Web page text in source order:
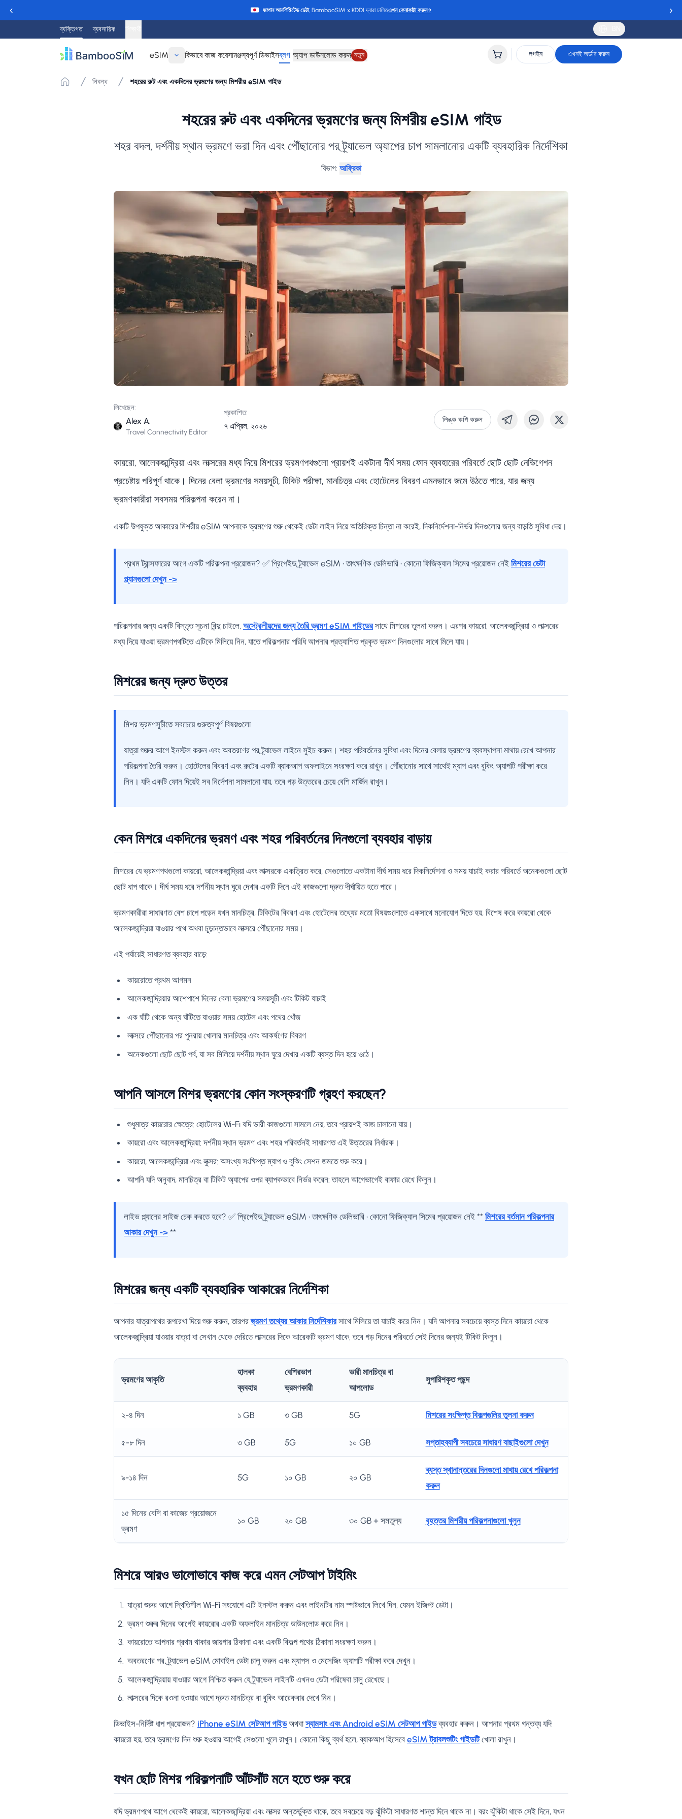
‹ জাপান আনলিমিটেড ডেটা, BambooSIM x KDDI দ্বারা চালিতএখন কেনাকাটা করুন→ ›
ব্যক্তিগত ব্যবসায়িক
eSIM কিভাবে কাজ করেসামঞ্জস্যপূর্ণ ডিভাইসব্লগ অ্যাপ ডাউনলোড করুন নতুন লগইন এখনই অর্ডার করুন
নিবন্ধ শহরের রুট এবং একদিনের ভ্রমণের জন্য মিশরীয় eSIM গাইড
শহরের রুট এবং একদিনের ভ্রমণের জন্য মিশরীয় eSIM গাইড
শহর বদল, দর্শনীয় স্থান ভ্রমণে ভরা দিন এবং পৌঁছানোর পর ট্র্যাভেল অ্যাপের চাপ সামলানোর একটি ব্যবহারিক নির্দেশিকা
বিভাগ: আফ্রিকা
লিখেছেন:
Alex A.
Travel Connectivity Editor
প্রকাশিত:
৭ এপ্রিল, ২০২৬
লিঙ্ক কপি করুন
কায়রো, আলেকজান্দ্রিয়া এবং লাক্সরের মধ্য দিয়ে মিশরের ভ্রমণপথগুলো প্রায়শই একটানা দীর্ঘ সময় ফোন ব্যবহারের পরিবর্তে ছোট ছোট নেভিগেশন
প্রচেষ্টায় পরিপূর্ণ থাকে। দিনের বেলা ভ্রমণের সময়সূচী, টিকিট পরীক্ষা, মানচিত্র এবং হোটেলের বিবরণ এমনভাবে জমে উঠতে পারে, যার জন্য
ভ্রমণকারীরা সবসময় পরিকল্পনা করেন না।
একটি উপযুক্ত আকারের মিশরীয় eSIM আপনাকে ভ্রমণের শুরু থেকেই ডেটা লাইন নিয়ে অতিরিক্ত চিন্তা না করেই, দিকনির্দেশনা-নির্ভর দিনগুলোর জন্য বাড়তি সুবিধা দেয়।
প্রথম ট্রান্সফারের আগে একটি পরিকল্পনা প্রয়োজন? ✅ প্রিপেইড ট্র্যাভেল eSIM • তাৎক্ষণিক ডেলিভারি • কোনো ফিজিক্যাল সিমের প্রয়োজন নেই মিশরের ডেটা
প্ল্যানগুলো দেখুন ->
পরিকল্পনার জন্য একটি বিস্তৃত সূচনা বিন্দু চাইলে, অস্ট্রেলীয়দের জন্য তৈরি ভ্রমণ eSIM গাইডেরসাথে মিশরের তুলনা করুন। এরপর কায়রো, আলেকজান্দ্রিয়া ও লাক্সরের
মধ্য দিয়ে যাওয়া ভ্রমণপথটিতে এটিকে মিলিয়ে নিন, যাতে পরিকল্পনার পরিধি আপনার প্রত্যাশিত প্রকৃত ভ্রমণ দিনগুলোর সাথে মিলে যায়।
মিশরের জন্য দ্রুত উত্তর
মিশর ভ্রমণসূচীতে সবচেয়ে গুরুত্বপূর্ণ বিষয়গুলো
যাত্রা শুরুর আগে ইনস্টল করুন এবং অবতরণের পর ট্র্যাভেল লাইনে সুইচ করুন। শহর পরিবর্তনের সুবিধা এবং দিনের বেলায় ভ্রমণের ব্যবস্থাপনা মাথায় রেখে আপনার
পরিকল্পনা তৈরি করুন। হোটেলের বিবরণ এবং রুটের একটি ব্যাকআপ অফলাইনে সংরক্ষণ করে রাখুন। পৌঁছানোর সাথে সাথেই ম্যাপ এবং বুকিং অ্যাপটি পরীক্ষা করে
নিন। যদি একটি ফোন দিয়েই সব নির্দেশনা সামলানো যায়, তবে গড় উত্তরের চেয়ে বেশি মার্জিন রাখুন।
কেন মিশরে একদিনের ভ্রমণ এবং শহর পরিবর্তনের দিনগুলো ব্যবহার বাড়ায়
মিশরের যে ভ্রমণপথগুলো কায়রো, আলেকজান্দ্রিয়া এবং লাক্সরকে একত্রিত করে, সেগুলোতে একটানা দীর্ঘ সময় ধরে দিকনির্দেশনা ও সময় যাচাই করার পরিবর্তে অনেকগুলো ছোট
ছোট ধাপ থাকে। দীর্ঘ সময় ধরে দর্শনীয় স্থান ঘুরে দেখার একটি দিনে এই কাজগুলো দ্রুত দীর্ঘায়িত হতে পারে।
ভ্রমণকারীরা সাধারণত বেশ চাপে পড়েন যখন মানচিত্র, টিকিটের বিবরণ এবং হোটেলের তথ্যের মতো বিষয়গুলোতে একসাথে মনোযোগ দিতে হয়, বিশেষ করে কায়রো থেকে
আলেকজান্দ্রিয়া যাওয়ার পথে অথবা চূড়ান্তভাবে লাক্সরে পৌঁছানোর সময়।
এই পর্যায়েই সাধারণত ব্যবহার বাড়ে:
কায়রোতে প্রথম আগমন
আলেকজান্দ্রিয়ার আশেপাশে দিনের বেলা ভ্রমণের সময়সূচী এবং টিকিট যাচাই
এক ঘাঁটি থেকে অন্য ঘাঁটিতে যাওয়ার সময় হোটেল এবং পথের খোঁজ
লাক্সরে পৌঁছানোর পর পুনরায় খোলার মানচিত্র এবং আকর্ষণের বিবরণ
অনেকগুলো ছোট ছোট পর্ব, যা সব মিলিয়ে দর্শনীয় স্থান ঘুরে দেখার একটি ব্যস্ত দিন হয়ে ওঠে।
আপনি আসলে মিশর ভ্রমণের কোন সংস্করণটি গ্রহণ করছেন?
শুধুমাত্র কায়রোর ক্ষেত্রে: হোটেলের Wi-Fi যদি ভারী কাজগুলো সামলে নেয়, তবে প্রায়শই কাজ চালানো যায়।
কায়রো এবং আলেকজান্দ্রিয়া: দর্শনীয় স্থান ভ্রমণ এবং শহর পরিবর্তনই সাধারণত এই উত্তরের নির্ধারক।
কায়রো, আলেকজান্দ্রিয়া এবং লুক্সর: অসংখ্য সংক্ষিপ্ত ম্যাপ ও বুকিং সেশন জমতে শুরু করে।
আপনি যদি অনুবাদ, মানচিত্র বা টিকিট অ্যাপের ওপর ব্যাপকভাবে নির্ভর করেন: তাহলে আগেভাগেই বাফার রেখে কিনুন।
লাইভ প্ল্যানের সাইজ চেক করতে হবে? ✅ প্রিপেইড ট্র্যাভেল eSIM • তাৎক্ষণিক ডেলিভারি • কোনো ফিজিক্যাল সিমের প্রয়োজন নেই ** মিশরের বর্তমান পরিকল্পনার
আকার দেখুন -> **
মিশরের জন্য একটি ব্যবহারিক আকারের নির্দেশিকা
আপনার যাত্রাপথের রূপরেখা দিয়ে শুরু করুন, তারপরভ্রমণ তথ্যের আকার নির্দেশিকারসাথে মিলিয়ে তা যাচাই করে নিন। যদি আপনার সবচেয়ে ব্যস্ত দিনে কায়রো থেকে
আলেকজান্দ্রিয়া যাওয়ার যাত্রা বা সেখান থেকে দেরিতে লাক্সরের দিকে আরেকটি ভ্রমণ থাকে, তবে গড় দিনের পরিবর্তে সেই দিনের জন্যই টিকিট কিনুন।
ভ্রমণের আকৃতি
হালকা
ব্যবহার
বেশিরভাগ
ভ্রমণকারী
ভারী মানচিত্র বা
আপলোড
সুপারিশকৃত পছন্দ
২-৪ দিন ১ GB ৩ GB 5G মিশরের সংক্ষিপ্ত বিকল্পগুলির তুলনা করুন
৫-৮ দিন ৩ GB 5G ১০ GB সপ্তাহব্যাপী সবচেয়ে সাধারণ বাছাইগুলো দেখুন
৯-১৪ দিন 5G ১০ GB ২০ GB
ব্যস্ত স্থানান্তরের দিনগুলো মাথায় রেখে পরিকল্পনা
করুন
১৫ দিনের বেশি বা কাজের প্রয়োজনে
ভ্রমণ
১০ GB ২০ GB ৩০ GB + সমতুল্য বৃহত্তর মিশরীয় পরিকল্পনাগুলো খুলুন
মিশরে আরও ভালোভাবে কাজ করে এমন সেটআপ টাইমিং
যাত্রা শুরুর আগে স্থিতিশীল Wi-Fi সংযোগে এটি ইনস্টল করুন এবং লাইনটির নাম স্পষ্টভাবে লিখে দিন, যেমন ইজিপ্ট ডেটা।
ভ্রমণ শুরুর দিনের আগেই কায়রোর একটি অফলাইন মানচিত্র ডাউনলোড করে নিন।
কায়রোতে আপনার প্রথম থাকার জায়গার ঠিকানা এবং একটি বিকল্প পথের ঠিকানা সংরক্ষণ করুন।
অবতরণের পর, ট্র্যাভেল eSIM মোবাইল ডেটা চালু করুন এবং ম্যাপস ও মেসেজিং অ্যাপটি পরীক্ষা করে দেখুন।
আলেকজান্দ্রিয়ায় যাওয়ার আগে নিশ্চিত করুন যে ট্র্যাভেল লাইনটি এখনও ডেটা পরিষেবা চালু রেখেছে।
লাক্সরের দিকে রওনা হওয়ার আগে দ্রুত মানচিত্র বা বুকিং আরেকবার দেখে নিন।
ডিভাইস-নির্দিষ্ট ধাপ প্রয়োজন? iPhone eSIM সেটআপ গাইডঅথবাস্যামসাং এবং Android eSIM সেটআপ গাইডব্যবহার করুন। আপনার প্রথম গন্তব্য যদি
কায়রো হয়, তবে ভ্রমণের দিন শুরু হওয়ার আগেই সেগুলো খুলে রাখুন। কোনো কিছু ব্যর্থ হলে, ব্যাকআপ হিসেবে eSIM ট্রাবলশুটিং গাইডটিখোলা রাখুন।
যখন ছোট মিশর পরিকল্পনাটি আঁটসাঁট মনে হতে শুরু করে
যদি ভ্রমণপথে আগে থেকেই কায়রো, আলেকজান্দ্রিয়া এবং লাক্সর অন্তর্ভুক্ত থাকে, তবে সবচেয়ে বড় ঝুঁকিটা সাধারণত শান্ত দিনে থাকে না। বরং ঝুঁকিটা থাকে সেই দিনে, যখন